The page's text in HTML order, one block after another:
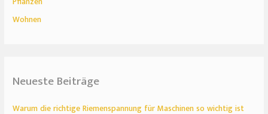
Wohnen
Neueste Beiträge
Warum die richtige Riemenspannung für Maschinen so wichtig ist